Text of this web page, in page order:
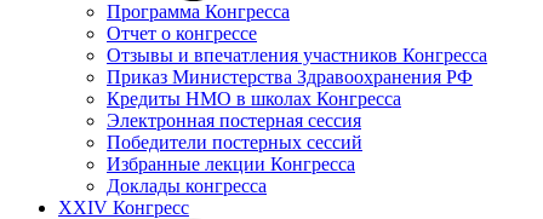
Программа Конгресса
Отчет о конгрессе
Отзывы и впечатления участников Конгресса
Приказ Министерства Здравоохранения РФ
Кредиты НМО в школах Конгресса
Электронная постерная сессия
Победители постерных сессий
Избранные лекции Конгресса
Доклады конгресса
XXIV Конгресс